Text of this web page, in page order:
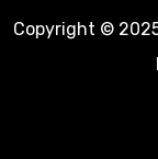
Copyright ©